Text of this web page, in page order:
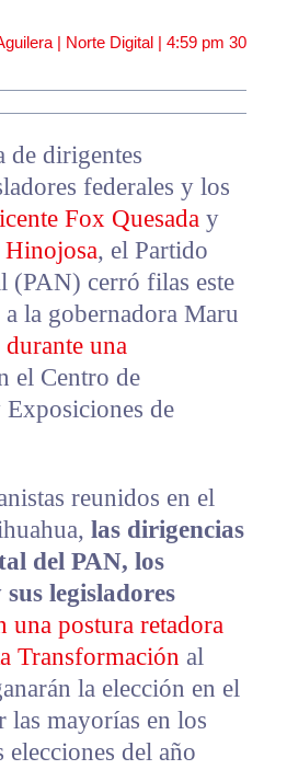
| Norte Digital | 4:59 pm 30
de dirigentes
federales y los
Fox Quesaday
Hinojosa, el Partido
(PAN) cerró filas este
la gobernadora Maru
durante una
el Centro de
de
reunidos en el
las dirigencias
del PAN, los
legisladores
una postura retadora
Transformación al
la elección en el
las mayorías en los
elecciones del año